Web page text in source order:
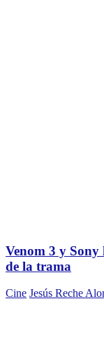
Venom 3 y Sony
de la trama
Cine Jesús Reche